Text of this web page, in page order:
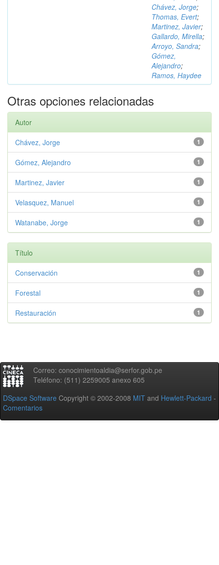
Chávez, Jorge;
Thomas, Evert;
Martinez, Javier;
Gallardo, Mirella;
Arroyo, Sandra;
Gómez,
Alejandro;
Ramos, Haydee
Otras opciones relacionadas
Autor
1
Chávez, Jorge
1
Gómez, Alejandro
1
Martinez, Javier
1
Velasquez, Manuel
1
Watanabe, Jorge
Título
1
Conservación
1
Forestal
1
Restauración
Correo: conocimientoaldia@serfor.gob.pe
Teléfono: (511) 2259005 anexo 605
DSpace Software Copyright © 2002-2008 MIT and Hewlett-Packard -
Comentarios